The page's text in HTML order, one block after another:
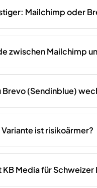
Mailchimp oder
zwischen Mailchimp
Brevo (Sendinblue)
ist risikoärmer?
Media für Schweizer